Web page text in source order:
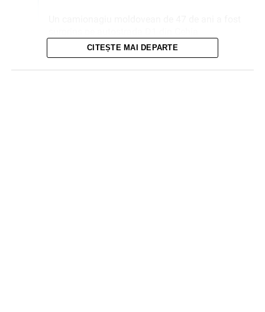
În urma verificărilor, carabinierii au bănuit că acolo
CITEȘTE MAI DEPARTE